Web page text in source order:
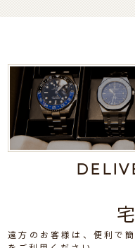
遠方のお客様は、便利で